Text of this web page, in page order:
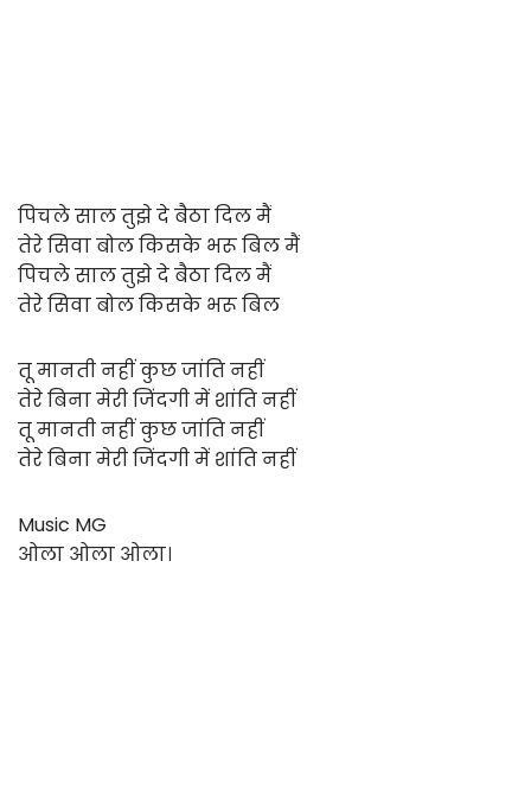
पिचले साल तुझे दे बैठा दिल मैं
तेरे सिवा बोल किसके भरू बिल मैं
पिचले साल तुझे दे बैठा दिल मैं
तेरे सिवा बोल किसके भरू बिल
तू मानती नहीं कुछ जांति नहीं
तेरे बिना मेरी जिंदगी में शांति नहीं
तू मानती नहीं कुछ जांति नहीं
तेरे बिना मेरी जिंदगी में शांति नहीं
Music MG
ओला ओला ओला।